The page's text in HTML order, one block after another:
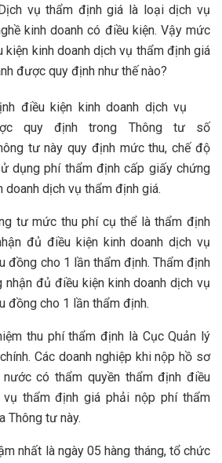
vụ thẩm định giá là loại dịch vụ
kinh doanh có điều kiện. Vậy mức
kiện kinh doanh dịch vụ thẩm định giá
được quy định như thế nào?
điều kiện kinh doanh dịch vụ
quy định trong Thông tư số
tư này quy định mức thu, chế độ
dụng phí thẩm định cấp giấy chứng
doanh dịch vụ thẩm định giá.
tư mức thu phí cụ thể là thẩm định
đủ điều kiện kinh doanh dịch vụ
đồng cho 1 lần thẩm định. Thẩm định
đủ điều kiện kinh doanh dịch vụ
đồng cho 1 lần thẩm định.
thu phí thẩm định là Cục Quản lý
Các doanh nghiệp khi nộp hồ sơ
có thẩm quyền thẩm định điều
vụ thẩm định giá phải nộp phí thẩm
Thông tư này.
nhất là ngày 05 hàng tháng, tổ chức